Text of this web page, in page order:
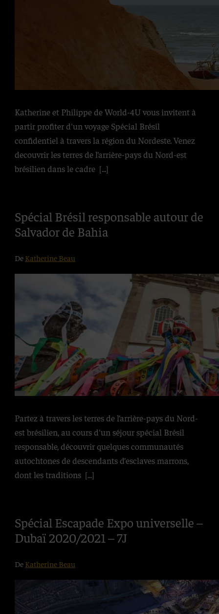
Katherine et Philippe de World-4U vous invitent à
partir profiter d'un voyage Spécial Brésil
confidentiel à travers la région du Nordeste. Venez
decouvrir les terres de l’arrière-pays du Nord-est
brésilien dans le cadre [...]
Spécial Brésil responsable autour de
Salvador de Bahia
De Katherine Beau
Partez à travers les terres de l’arrière-pays du Nord-
est brésilien, au cours d'un séjour spécial Brésil
responsable, découvrir quelques communautés
autochtones de descendants d’esclaves marrons,
dont les traditions [...]
Spécial Escapade Expo universelle –
Dubaï 2020/2021 – 7J
De Katherine Beau